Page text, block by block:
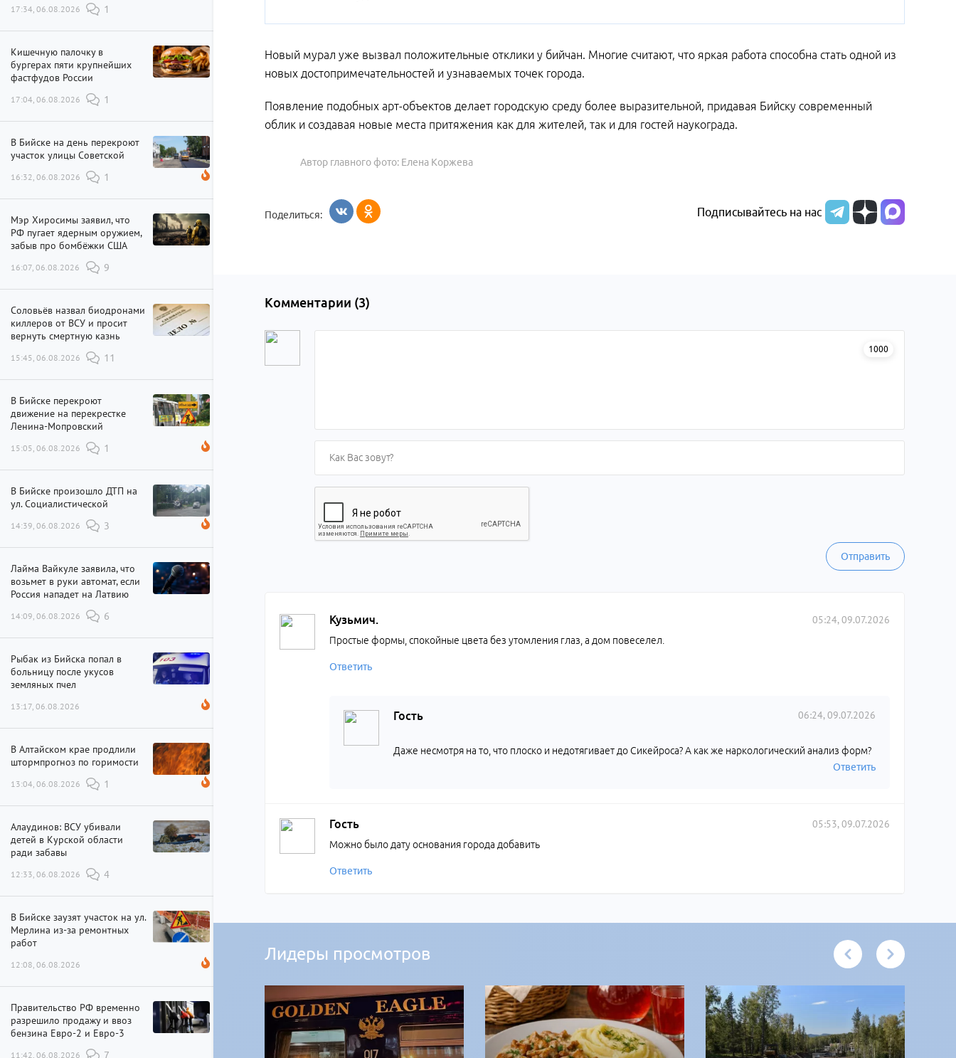
17:34, 06.08.2026 1
Кишечную палочку в
бургерах пяти крупнейших
фастфудов России
17:04, 06.08.2026 1
В Бийске на день перекроют
участок улицы Советской
16:32, 06.08.2026 1
Мэр Хиросимы заявил, что
РФ пугает ядерным оружием,
забыв про бомбёжки США
16:07, 06.08.2026 9
Соловьёв назвал биодронами
киллеров от ВСУ и просит
вернуть смертную казнь
15:45, 06.08.2026 11
В Бийске перекроют
движение на перекрестке
Ленина-Мопровский
15:05, 06.08.2026 1
В Бийске произошло ДТП на
ул. Социалистической
14:39, 06.08.2026 3
Лайма Вайкуле заявила, что
возьмет в руки автомат, если
Россия нападет на Латвию
14:09, 06.08.2026 6
Рыбак из Бийска попал в
больницу после укусов
земляных пчел
13:17, 06.08.2026
В Алтайском крае продлили
штормпрогноз по горимости
13:04, 06.08.2026 1
Алаудинов: ВСУ убивали
детей в Курской области
ради забавы
12:33, 06.08.2026 4
В Бийске заузят участок на ул.
Мерлина из-за ремонтных
работ
12:08, 06.08.2026
Правительство РФ временно
разрешило продажу и ввоз
бензина Евро-2 и Евро-3
11:42, 06.08.2026 7
Новый мурал уже вызвал положительные отклики у бийчан. Многие считают, что яркая работа способна стать одной из
новых достопримечательностей и узнаваемых точек города.
Появление подобных арт-объектов делает городскую среду более выразительной, придавая Бийску современный
облик и создавая новые места притяжения как для жителей, так и для гостей наукограда.
Автор главного фото: Елена Коржева
Поделиться: Подписывайтесь на нас
Комментарии (3)
1000
Отправить
Кузьмич. 05:24, 09.07.2026
Простые формы, спокойные цвета без утомления глаз, а дом повеселел.
Ответить
Гость 06:24, 09.07.2026
Даже несмотря на то, что плоско и недотягивает до Сикейроса? А как же наркологический анализ форм?
Ответить
Гость 05:53, 09.07.2026
Можно было дату основания города добавить
Ответить
Лидеры просмотров